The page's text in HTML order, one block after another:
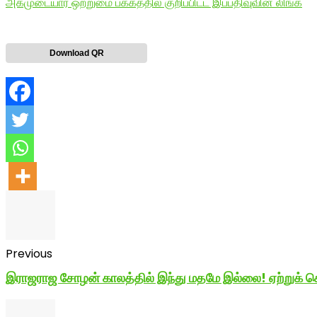
Download QR
Previous
இராஜராஜ சோழன் காலத்தில் இந்து மதமே இல்லை! ஏற்றுக்